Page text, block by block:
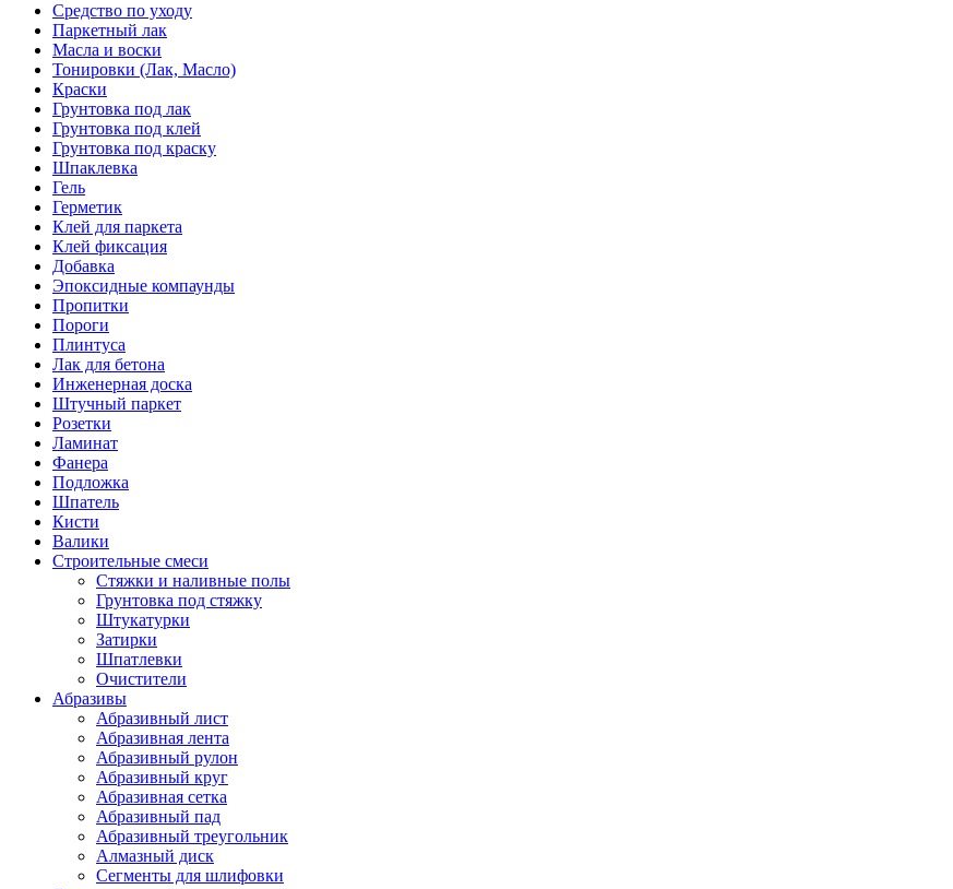
Средство по уходу
Паркетный лак
Масла и воски
Тонировки (Лак, Масло)
Краски
Грунтовка под лак
Грунтовка под клей
Грунтовка под краску
Шпаклевка
Гель
Герметик
Клей для паркета
Клей фиксация
Добавка
Эпоксидные компаунды
Пропитки
Пороги
Плинтуса
Лак для бетона
Инженерная доска
Штучный паркет
Розетки
Ламинат
Фанера
Подложка
Шпатель
Кисти
Валики
Строительные смеси
Стяжки и наливные полы
Грунтовка под стяжку
Штукатурки
Затирки
Шпатлевки
Очистители
Абразивы
Абразивный лист
Абразивная лента
Абразивный рулон
Абразивный круг
Абразивная сетка
Абразивный пад
Абразивный треугольник
Алмазный диск
Сегменты для шлифовки